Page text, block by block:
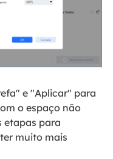
e "Aplicar" para
o espaço não
etapas para
muito mais